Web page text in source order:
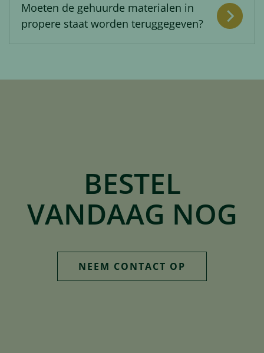
Moeten de gehuurde materialen in
propere staat worden teruggegeven?
NEEM CONTACT OP
BESTEL
VANDAAG NOG